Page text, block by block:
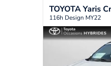
TOYOTAYaris
116h Design MY22